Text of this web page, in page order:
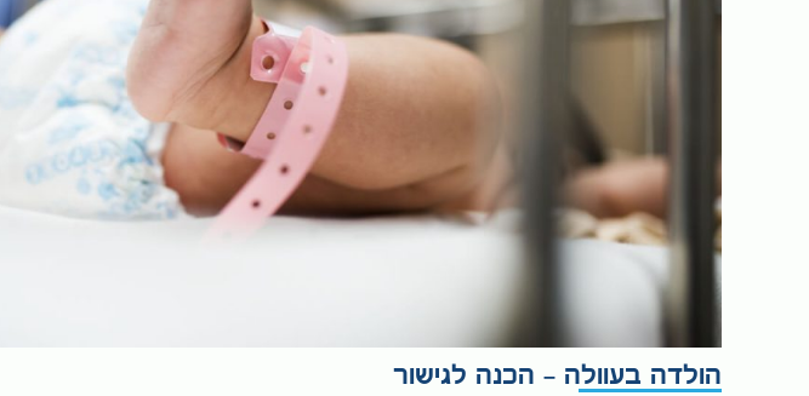
הולדה בעוולה – הכנה לגישור